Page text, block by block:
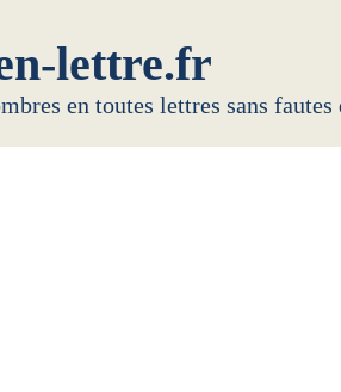
lettre.fr
en toutes lettres sans